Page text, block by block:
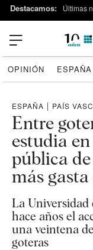
Destacamos: Últimas
OPINIÓN ESPAÑA
ESPAÑA | PAÍS
Entre
estudia
pública
más
La Universidad
hace años el
una veintena
goteras